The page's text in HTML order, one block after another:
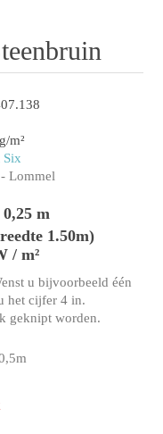
m²
Six
Lommel
m
1.50m)
/ m²
u bijvoorbeeld één
het cijfer 4 in.
geknipt worden.